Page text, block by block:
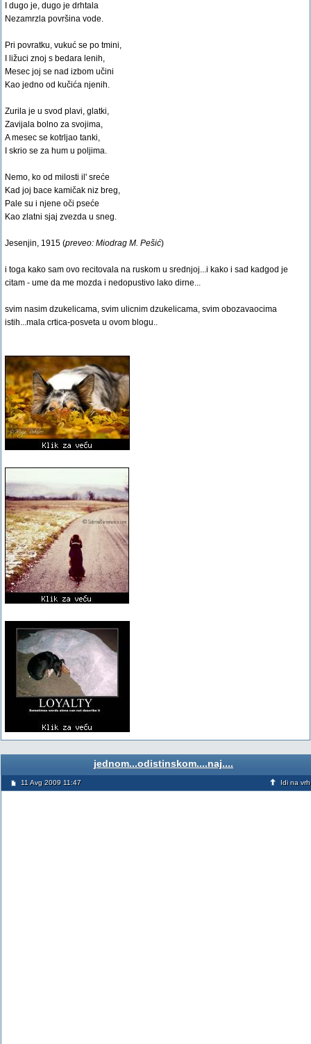
I dugo je, dugo je drhtala
Nezamrzla površina vode.
Pri povratku, vukuć se po tmini,
I ližuci znoj s bedara lenih,
Mesec joj se nad izbom učini
Kao jedno od kučića njenih.
Zurila je u svod plavi, glatki,
Zavijala bolno za svojima,
A mesec se kotrljao tanki,
I skrio se za hum u poljima.
Nemo, ko od milosti il' sreće
Kad joj bace kamičak niz breg,
Pale su i njene oči pseće
Kao zlatni sjaj zvezda u sneg.
Jesenjin, 1915 (preveo: Miodrag M. Pešić)
i toga kako sam ovo recitovala na ruskom u srednjoj...i kako i sad kadgod je
citam - ume da me mozda i nedopustivo lako dirne...
svim nasim dzukelicama, svim ulicnim dzukelicama, svim obozavaocima
istih...mala crtica-posveta u ovom blogu..
jednom...odistinskom....naj....
11 Avg 2009 11:47 Idi na vrh